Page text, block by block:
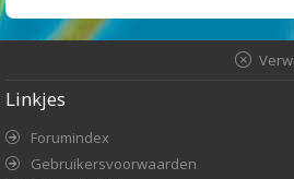
Linkjes
Forumindex
Gebruikersvoorwaarden